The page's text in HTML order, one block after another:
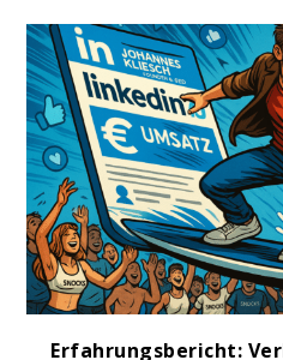
Erfahrungsbericht: